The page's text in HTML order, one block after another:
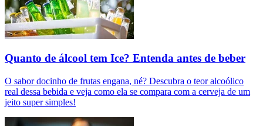
Quanto de álcool tem Ice? Entenda antes de beber
O sabor docinho de frutas engana, né? Descubra o teor alcoólico
real dessa bebida e veja como ela se compara com a cerveja de um
jeito super simples!